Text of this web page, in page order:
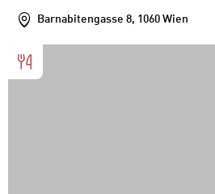
Barnabitengasse 8, 1060 Wien